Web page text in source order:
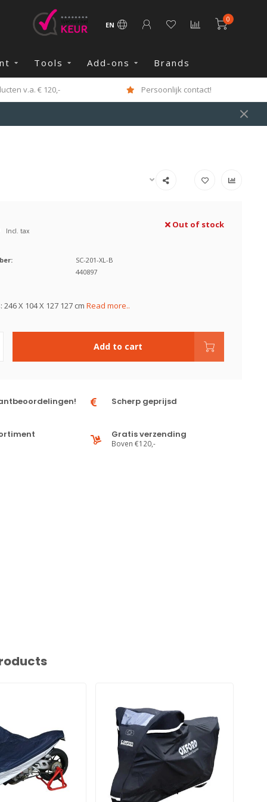
EN
0
Tools Add-ons Brands
v.a. € 120,- Persoonlijk contact!
Incl. tax
Out of stock
SC-201-XL-B
440897
X 104 X 127 127 cm Read more..
Add to cart
Scherp geprijsd
Gratis verzending
Boven €120,-